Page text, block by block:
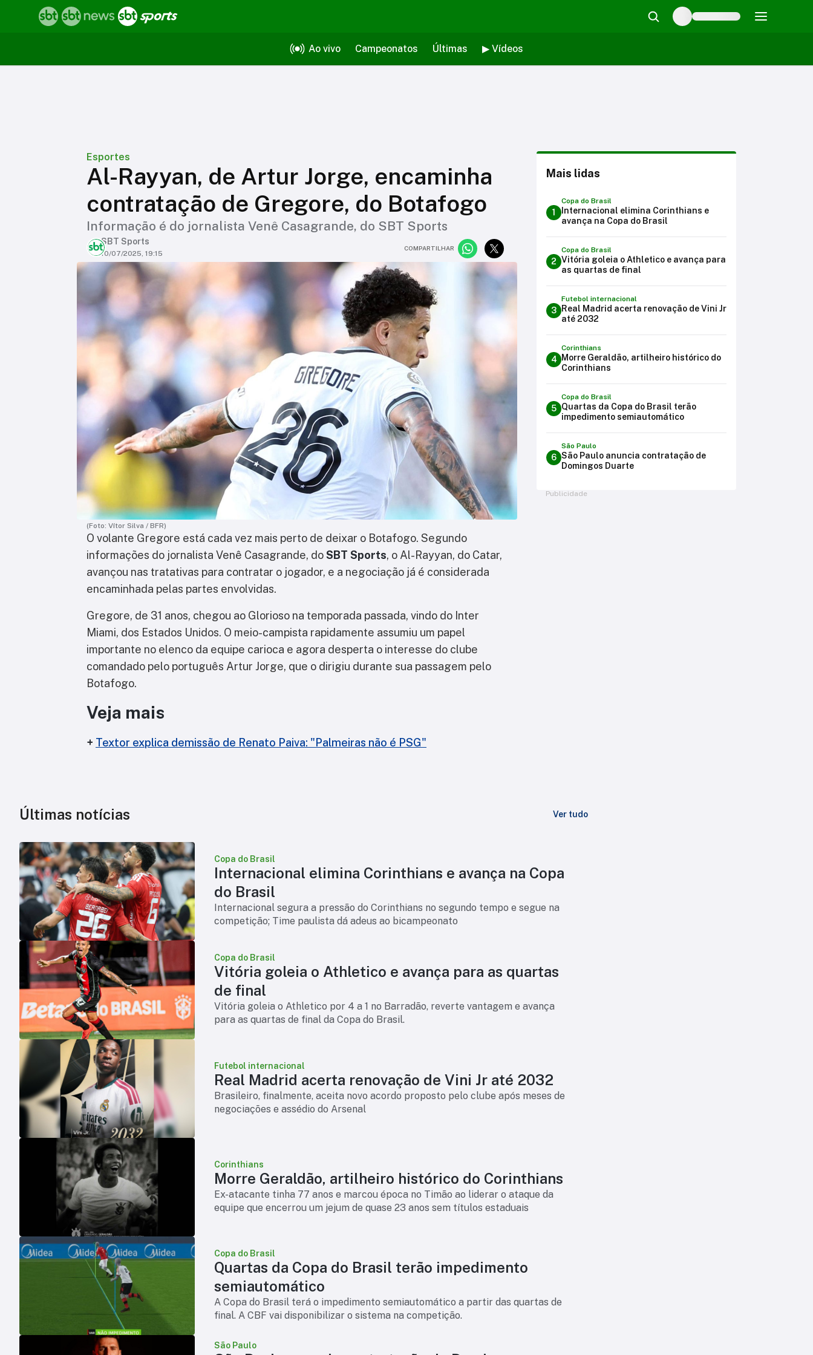
Ao vivo Campeonatos Últimas ▶ Vídeos
Esportes
Al-Rayyan, de Artur Jorge, encaminha
contratação de Gregore, do Botafogo
Informação é do jornalista Venê Casagrande, do SBT Sports
SBT Sports
10/07/2025, 19:15
COMPARTILHAR
(Foto: Vítor Silva / BFR)
O volante Gregore está cada vez mais perto de deixar o Botafogo. Segundo
informações do jornalista Venê Casagrande, doSBT Sports, o Al-Rayyan, do Catar,
avançou nas tratativas para contratar o jogador, e a negociação já é considerada
encaminhada pelas partes envolvidas.
Gregore, de 31 anos, chegou ao Glorioso na temporada passada, vindo do Inter
Miami, dos Estados Unidos. O meio-campista rapidamente assumiu um papel
importante no elenco da equipe carioca e agora desperta o interesse do clube
comandado pelo português Artur Jorge, que o dirigiu durante sua passagem pelo
Botafogo.
Veja mais
+ Textor explica demissão de Renato Paiva: "Palmeiras não é PSG"
Mais lidas
1
Copa do Brasil
Internacional elimina Corinthians e
avança na Copa do Brasil
2
Copa do Brasil
Vitória goleia o Athletico e avança para
as quartas de final
3
Futebol internacional
Real Madrid acerta renovação de Vini Jr
até 2032
4
Corinthians
Morre Geraldão, artilheiro histórico do
Corinthians
5
Copa do Brasil
Quartas da Copa do Brasil terão
impedimento semiautomático
6
São Paulo
São Paulo anuncia contratação de
Domingos Duarte
Publicidade
Últimas notícias Ver tudo
Copa do Brasil
Internacional elimina Corinthians e avança na Copa
do Brasil
Internacional segura a pressão do Corinthians no segundo tempo e segue na
competição; Time paulista dá adeus ao bicampeonato
Copa do Brasil
Vitória goleia o Athletico e avança para as quartas
de final
Vitória goleia o Athletico por 4 a 1 no Barradão, reverte vantagem e avança
para as quartas de final da Copa do Brasil.
Futebol internacional
Real Madrid acerta renovação de Vini Jr até 2032
Brasileiro, finalmente, aceita novo acordo proposto pelo clube após meses de
negociações e assédio do Arsenal
Corinthians
Morre Geraldão, artilheiro histórico do Corinthians
Ex-atacante tinha 77 anos e marcou época no Timão ao liderar o ataque da
equipe que encerrou um jejum de quase 23 anos sem títulos estaduais
Copa do Brasil
Quartas da Copa do Brasil terão impedimento
semiautomático
A Copa do Brasil terá o impedimento semiautomático a partir das quartas de
final. A CBF vai disponibilizar o sistema na competição.
São Paulo